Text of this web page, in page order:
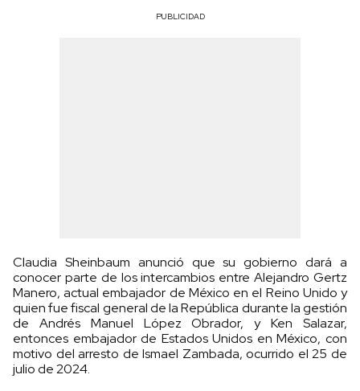
PUBLICIDAD
Claudia Sheinbaum anunció que su gobierno dará a
conocer parte de los intercambios entre Alejandro Gertz
Manero, actual embajador de México en el Reino Unido y
quien fue fiscal general de la República durante la gestión
de Andrés Manuel López Obrador, y Ken Salazar,
entonces embajador de Estados Unidos en México, con
motivo del arresto de Ismael Zambada, ocurrido el 25 de
julio de 2024.